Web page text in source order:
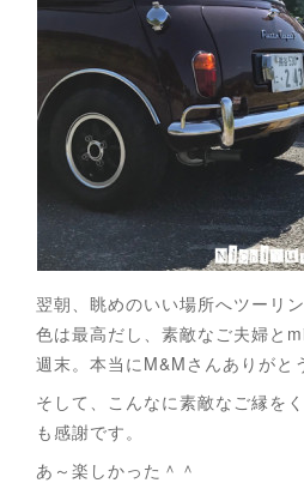
翌朝、眺めのいい場所へツーリ
色は最高だし、素敵なご夫婦と
週末。本当にM&Mさんありがと
そして、こんなに素敵なご縁を
も感謝です。
あ～楽しかった＾＾